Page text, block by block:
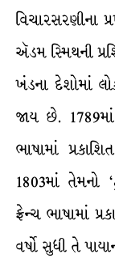
વિચારસરણીના
ઍડમ સ્મિથની
ખંડના દેશોમાં
જાય છે.
ભાષામાં
1803માં તેમનો
ફ્રેન્ચ ભાષામાં
વર્ષો સુધી તે